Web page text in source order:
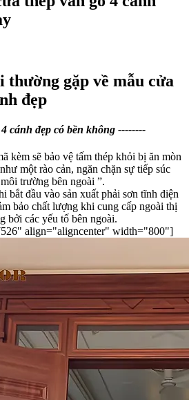
thường gặp về mẫu cửa
đẹp
cánh đẹp có bền không --------
kèm sẽ bảo vệ tấm thép khỏi bị ăn mòn
một rào cản, ngăn chặn sự tiếp súc
trường bên ngoài ”.
bắt đầu vào sản xuất phải sơn tĩnh điện
bảo chất lượng khi cung cấp ngoài thị
bởi các yếu tố bên ngoài.
align="aligncenter" width="800"]